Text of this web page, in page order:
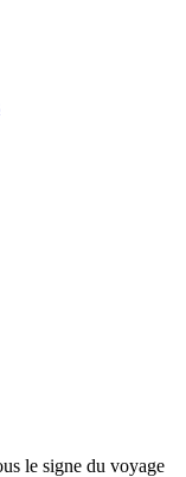
le signe du voyage